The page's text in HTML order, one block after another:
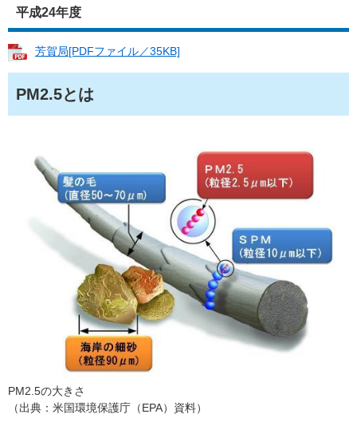
平成24年度
芳賀局[PDFファイル／35KB]
PM2.5とは
PM2.5の大きさ
（出典：米国環境保護庁（EPA）資料）